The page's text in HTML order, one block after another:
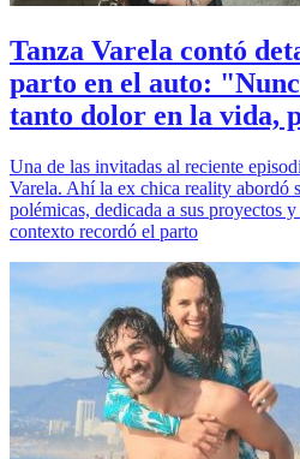
Tanza Varela contó
parto en el auto:
tanto dolor en la vida,
Una de las invitadas al reciente
Varela. Ahí la ex chica reality abordó
polémicas, dedicada a sus proyectos
contexto recordó el parto